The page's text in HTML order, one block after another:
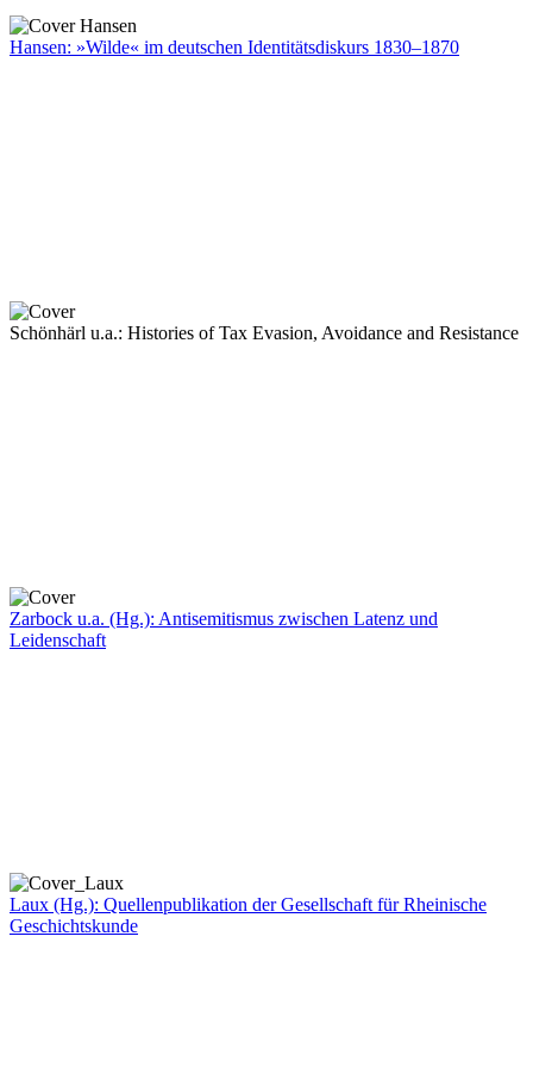
Hansen: »Wilde« im deutschen Identitätsdiskurs 1830–1870
Schönhärl u.a.: Histories of Tax Evasion, Avoidance and Resistance
Zarbock u.a. (Hg.): Antisemitismus zwischen Latenz und
Leidenschaft
Laux (Hg.): Quellenpublikation der Gesellschaft für Rheinische
Geschichtskunde